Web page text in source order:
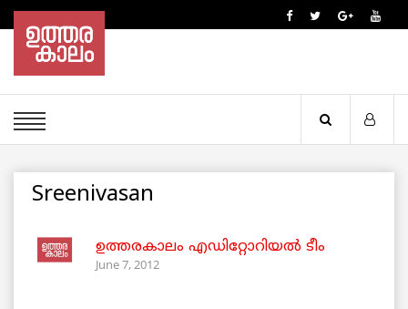
Sreenivasan
ഉത്തരകാലം എഡിറ്റോറിയല്‍ ടീം
June 7, 2012